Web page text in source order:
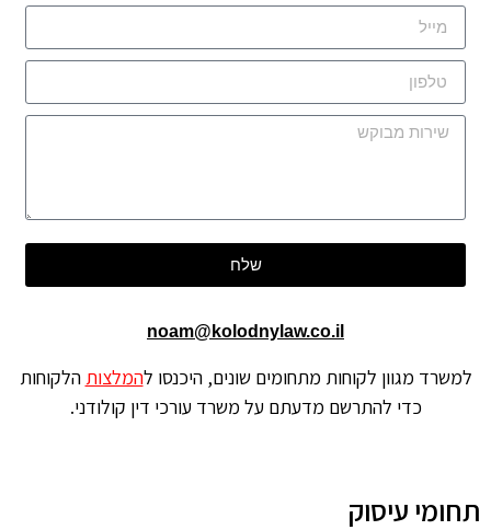
noam@kolodnylaw.co.il
מגוון לקוחות מתחומים שונים, היכנסו להמלצותהלקוחות
כדי להתרשם מדעתם על משרד עורכי דין קולודני.
עיסוק